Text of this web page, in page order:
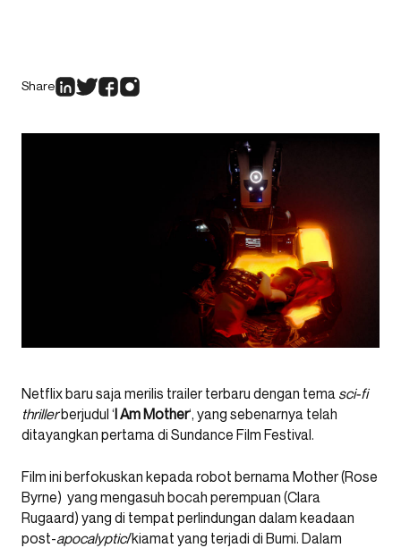
Share
Netflix baru saja merilis trailer terbaru dengan tema sci-fi
thrillerberjudul ‘I Am Mother‘, yang sebenarnya telah
ditayangkan pertama di Sundance Film Festival.
Film ini berfokuskan kepada robot bernama Mother (Rose
Byrne) yang mengasuh bocah perempuan (Clara
Rugaard) yang di tempat perlindungan dalam keadaan
post-apocalyptic/kiamat yang terjadi di Bumi. Dalam